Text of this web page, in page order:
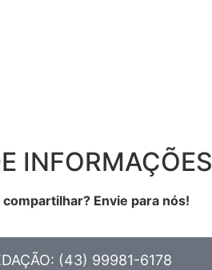
INFORMAÇÕES
Envie para nós!
(43) 99981-6178